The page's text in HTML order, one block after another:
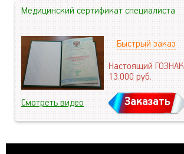
Медицинский сертификат специалиста
Быстрый заказ
Настоящий ГОЗНАК
13.000руб.
Смотреть видео Заказать